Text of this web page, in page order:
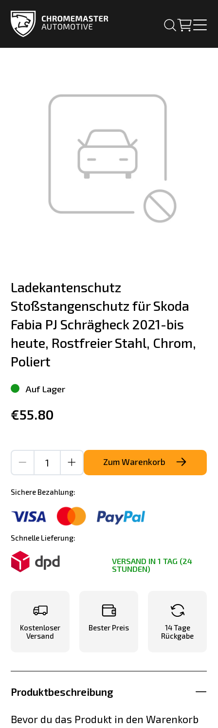
Ladekantenschutz
Stoßstangenschutz für Skoda
Fabia PJ Schrägheck 2021-bis
heute, Rostfreier Stahl, Chrom,
Poliert
Auf Lager
€55.80
Zum Warenkorb
Sichere Bezahlung:
Schnelle Lieferung:
VERSAND IN 1 TAG (24
STUNDEN)
Kostenloser
Versand
Bester Preis
14 Tage
Rückgabe
Produktbeschreibung
Bevor du das Produkt in den Warenkorb